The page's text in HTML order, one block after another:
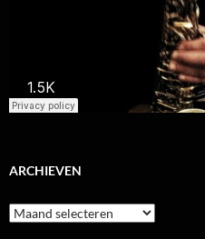
ARCHIEVEN
Archieven